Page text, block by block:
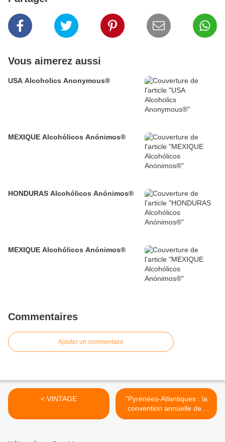
Vous aimerez aussi
USA Alcoholics Anonymous®
MEXIQUE Alcohólicos Anónimos®
HONDURAS Alcohólicos Anónimos®
MEXIQUE Alcohólicos Anónimos®
Commentaires
Ajouter un commentaire
< VINTAGE
"Pyrénées-Atlantiques : la
convention annuelle des
Alcooliques anonymes se